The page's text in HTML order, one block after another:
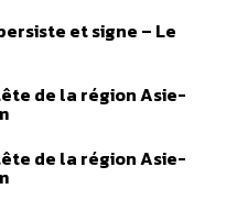
et signe – Le
de la région Asie-
de la région Asie-